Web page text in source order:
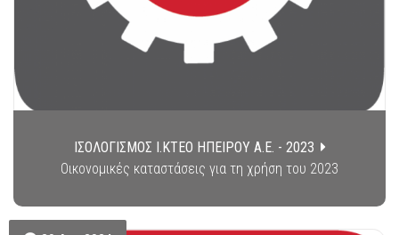
ΙΣΟΛΟΓΙΣΜΟΣ Ι.ΚΤΕΟ ΗΠΕΙΡΟΥ Α.Ε. - 2023
Οικονομικές καταστάσεις για τη χρήση του 2023